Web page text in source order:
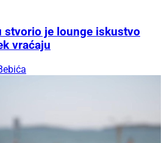
stvorio je lounge iskustvo
vraćaju